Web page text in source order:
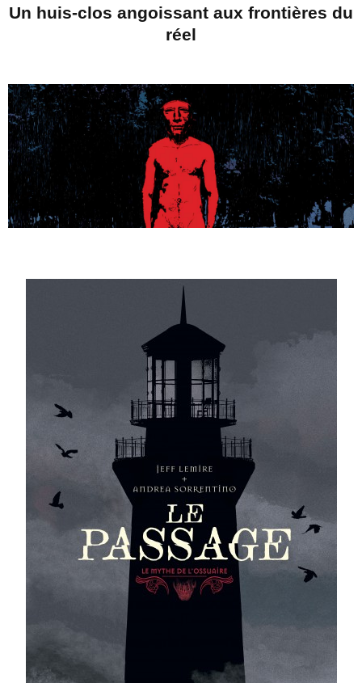
Un huis-clos angoissant aux frontières du
réel